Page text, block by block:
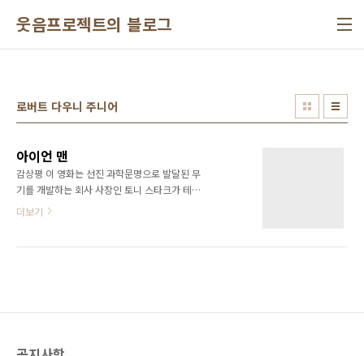
웃음프로젝트의 블로그
로버트 다우니 주니어
아이언 맨
감상평 이 영화는 선진 과학문명으로 발달된 무
기를 개발하는 회사 사장인 토니 스타크가 테러
를 당해 테러범들에게서 탈출하면서 자신이 개
을 빼았지만, 비서의 도움으로 가까스로 살아나
더보기